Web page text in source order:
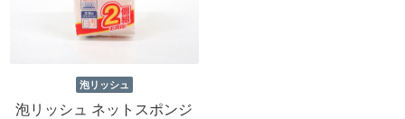
泡リッシュ
泡リッシュ ネットスポンジ